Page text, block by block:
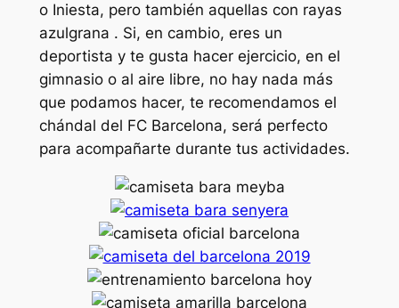
o Iniesta, pero también aquellas con rayas
azulgrana . Si, en cambio, eres un
deportista y te gusta hacer ejercicio, en el
gimnasio o al aire libre, no hay nada más
que podamos hacer, te recomendamos el
chándal del FC Barcelona, será perfecto
para acompañarte durante tus actividades.